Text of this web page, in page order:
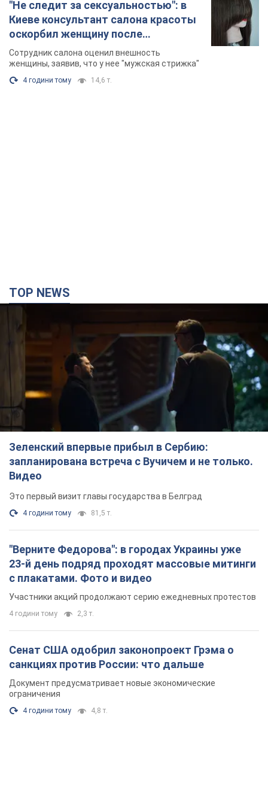
"Не следит за сексуальностью": в
Киеве консультант салона красоты
оскорбил женщину после
химиотерапии, разгорелся скандал.
Фото
Сотрудник салона оценил внешность
женщины, заявив, что у нее "мужская стрижка"
4 години тому 14,6 т.
TOP NEWS
Зеленский впервые прибыл в Сербию:
запланирована встреча с Вучичем и не только.
Видео
Это первый визит главы государства в Белград
4 години тому 81,5 т.
"Верните Федорова": в городах Украины уже
23-й день подряд проходят массовые митинги
с плакатами. Фото и видео
Участники акций продолжают серию ежедневных протестов
4 години тому 2,3 т.
Сенат США одобрил законопроект Грэма о
санкциях против России: что дальше
Документ предусматривает новые экономические
ограничения
4 години тому 4,8 т.